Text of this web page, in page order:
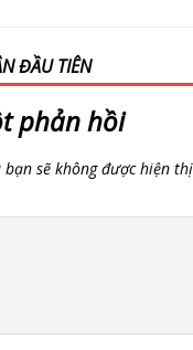
ĐẦU TIÊN
phản hồi
sẽ không được hiện